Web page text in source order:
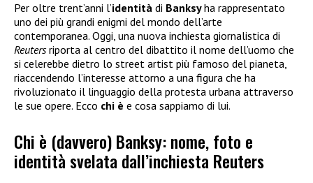
Per oltre trent’anni l’identità di Banksyha rappresentato
uno dei più grandi enigmi del mondo dell’arte
contemporanea. Oggi, una nuova inchiesta giornalistica di
Reutersriporta al centro del dibattito il nome dell’uomo che
si celerebbe dietro lo street artist più famoso del pianeta,
riaccendendo l’interesse attorno a una figura che ha
rivoluzionato il linguaggio della protesta urbana attraverso
le sue opere. Ecco chi è e cosa sappiamo di lui.
Chi è (davvero) Banksy: nome, foto e
identità svelata dall’inchiesta Reuters